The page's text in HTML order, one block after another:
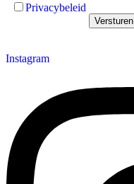
Privacybeleid
Instagram